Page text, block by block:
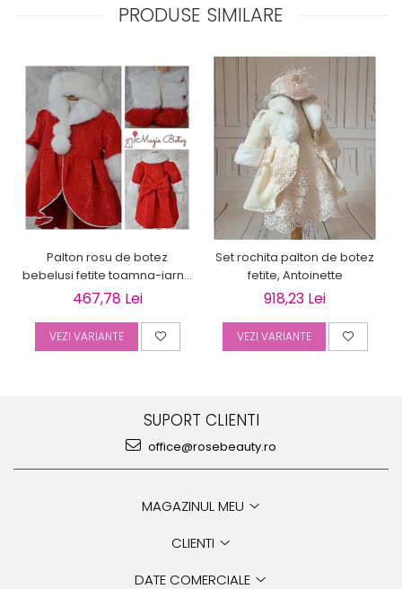
PRODUSE SIMILARE
Palton rosu de botez
bebelusi fetite toamna-iarna
3 piese, LOVE
467,78 Lei
VEZI VARIANTE
Set rochita palton de botez
fetite, Antoinette
918,23 Lei
VEZI VARIANTE
SUPORT CLIENTI
office@rosebeauty.ro
MAGAZINUL MEU
CLIENTI
DATE COMERCIALE